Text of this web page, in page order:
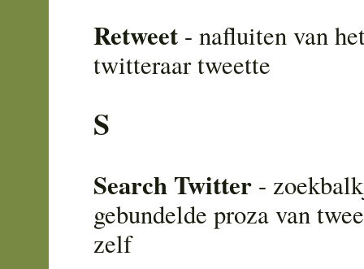
Retweet - nafluiten van
twitteraar tweette
S
Search Twitter -
gebundelde proza van
zelf